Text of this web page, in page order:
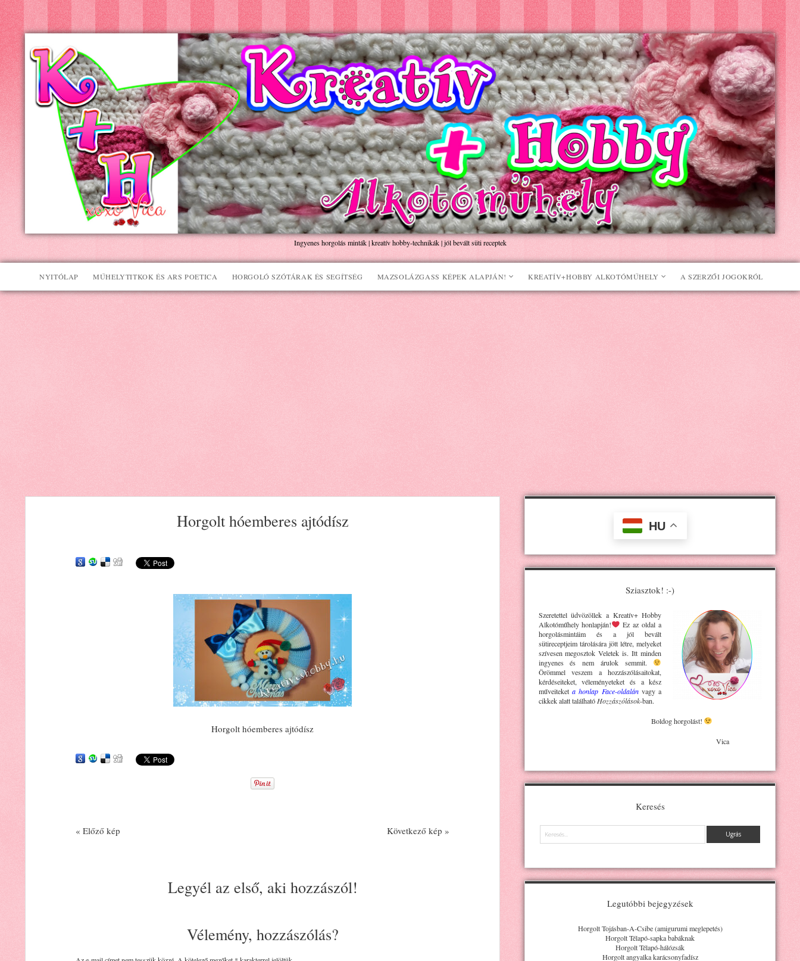
Kreatív+Hobby
Alkotóműhely
Ingyenes horgolás minták | kreatív hobby-technikák | jól bevált süti receptek
NYITÓLAP MŰHELYTITKOK ÉS ARS POETICA HORGOLÓ SZÓTÁRAK ÉS SEGÍTSÉG MAZSOLÁZGASS KÉPEK ALAPJÁN! KREATÍV+HOBBY ALKOTÓMŰHELY A SZERZŐI JOGOKRÓL
Horgolt hóemberes ajtódísz
Horgolt hóemberes ajtódísz
« Előző kép Következő kép »
Legyél az első, aki hozzászól!
Vélemény, hozzászólás?
HU
Sziasztok! :-)
Szeretettel üdvözöllek a Kreatív+ Hobby
Alkotóműhelyhonlapján!
Ez az oldal a
horgolásmintáim és a jól bevált
sütireceptjeim tárolására jött létre, melyeket
szívesen megosztok Veletek is. Itt minden
ingyenes és nem árulok semmit.
Örömmel veszem a hozzászólásaitokat,
kérdéseiteket, véleményeteket és a kész
műveiteket a honlap Face-oldalánvagy a
cikkek alatt található Hozzászólások-ban.
Boldog horgolást!
Vica
Keresés
Keresés
Legutóbbi bejegyzések
Horgolt Tojásban-A-Csibe (amigurumi meglepetés)
Horgolt Télapó-sapka babáknak
Horgolt Télapó-hálózsák
Horgolt angyalka karácsonyfadísz